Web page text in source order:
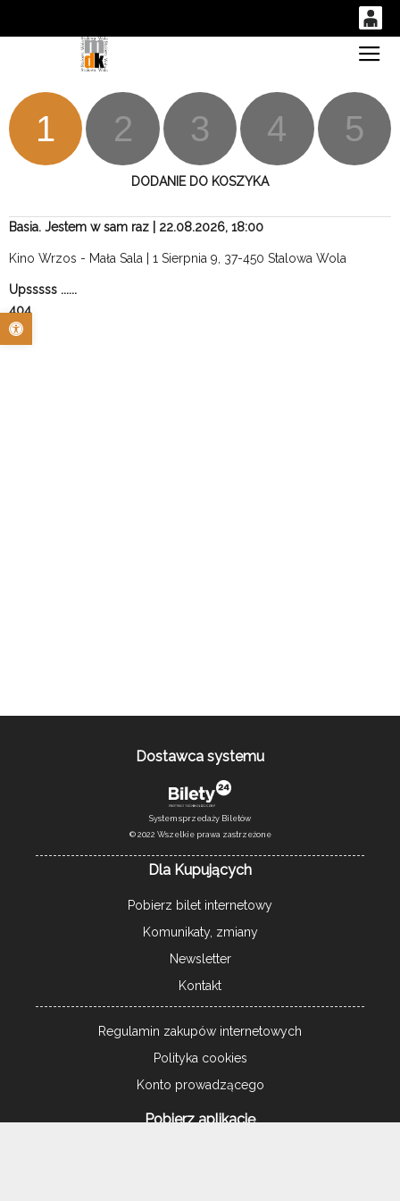
Otwórz pasek narzędzi
PLN
14
1 2 3 4 5
DODANIE DO KOSZYKA
Basia. Jestem w sam raz | 22.08.2026, 18:00
Kino Wrzos - Mała Sala | 1 Sierpnia 9, 37-450 Stalowa Wola
Upsssss ......
404
Dostawca systemu
System sprzedaży Biletów
© 2022 Wszelkie prawa zastrzeżone
Dla Kupujących
Pobierz bilet internetowy
Komunikaty, zmiany
Newsletter
Kontakt
Regulamin zakupów internetowych
Polityka cookies
Konto prowadzącego
Pobierz aplikację